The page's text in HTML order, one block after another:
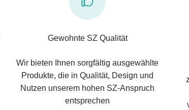
Gewohnte SZ Qualität
Wir bieten Ihnen sorgfältig ausgewählte
Produkte, die in Qualität, Design und
Nutzen unserem hohen SZ-Anspruch
entsprechen